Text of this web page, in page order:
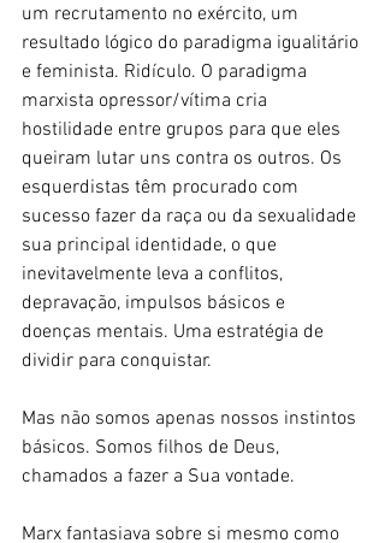
um recrutamento no exército, um
resultado lógico do paradigma igualitário
e feminista. Ridículo. O paradigma
marxista opressor/vítima cria
hostilidade entre grupos para que eles
queiram lutar uns contra os outros. Os
esquerdistas têm procurado com
sucesso fazer da raça ou da sexualidade
sua principal identidade, o que
inevitavelmente leva a conflitos,
depravação, impulsos básicos e
doenças mentais. Uma estratégia de
dividir para conquistar.
Mas não somos apenas nossos instintos
básicos. Somos filhos de Deus,
chamados a fazer a Sua vontade.
Marx fantasiava sobre si mesmo como